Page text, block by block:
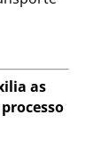
as